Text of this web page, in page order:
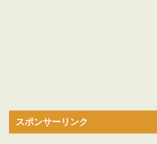
スポンサーリンク